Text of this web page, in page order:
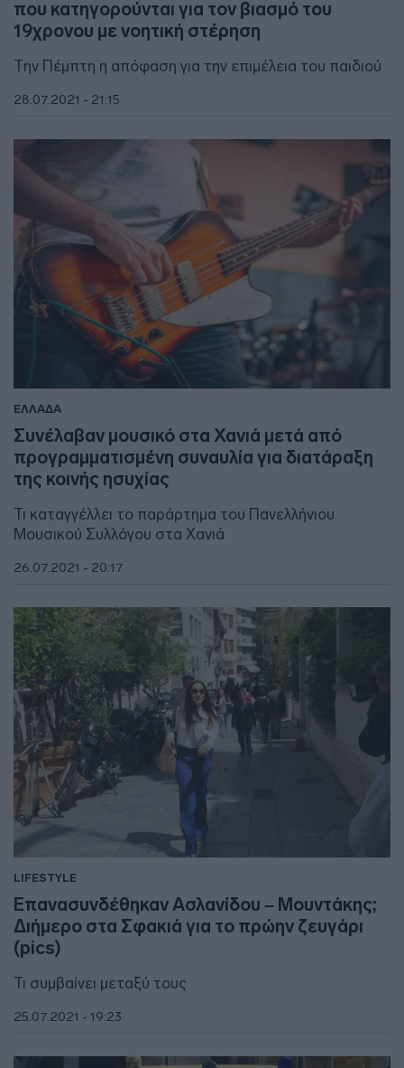
που κατηγορούνται για τον βιασμό του
19χρονου με νοητική στέρηση
Την Πέμπτη η απόφαση για την επιμέλεια του παιδιού
28.07.2021 - 21:15
ΕΛΛΑΔΑ
Συνέλαβαν μουσικό στα Χανιά μετά από
προγραμματισμένη συναυλία για διατάραξη
της κοινής ησυχίας
Τι καταγγέλλει το παράρτημα του Πανελλήνιου
Μουσικού Συλλόγου στα Χανιά
26.07.2021 - 20:17
LIFESTYLE
Επανασυνδέθηκαν Ασλανίδου – Μουντάκης;
Διήμερο στα Σφακιά για το πρώην ζευγάρι
(pics)
Τι συμβαίνει μεταξύ τους
25.07.2021 - 19:23